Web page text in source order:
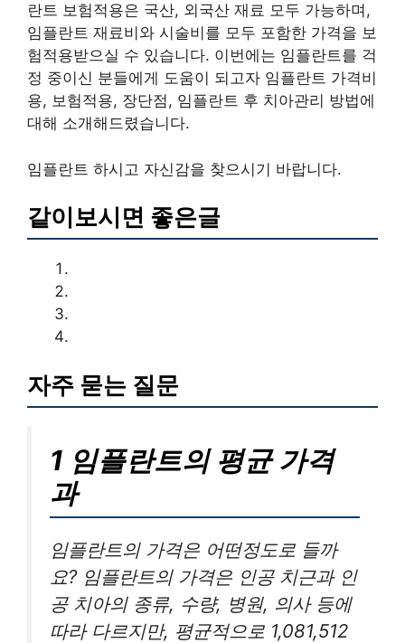
란트 보험적용은 국산, 외국산 재료 모두 가능하며,
임플란트 재료비와 시술비를 모두 포함한 가격을 보
험적용받으실 수 있습니다. 이번에는 임플란트를 걱
정 중이신 분들에게 도움이 되고자 임플란트 가격비
용, 보험적용, 장단점, 임플란트 후 치아관리 방법에
대해 소개해드렸습니다.
임플란트 하시고 자신감을 찾으시기 바랍니다.
같이보시면 좋은글
자주 묻는 질문
1 임플란트의 평균 가격
과
임플란트의 가격은 어떤정도로 들까
요? 임플란트의 가격은 인공 치근과 인
공 치아의 종류, 수량, 병원, 의사 등에
따라 다르지만, 평균적으로 1,081,512